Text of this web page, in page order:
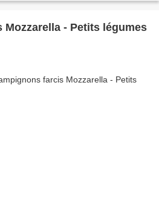
- Petits légumes